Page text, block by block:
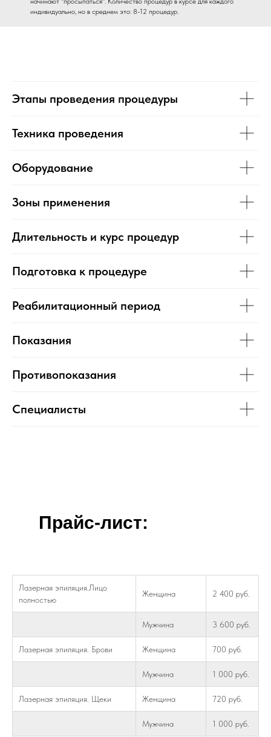
индивидуально, но в среднем это: 8-12 процедур.
Этапы проведения процедуры
Техника проведения
Оборудование
Зоны применения
Длительность и курс процедур
Подготовка к процедуре
Реабилитационный период
Показания
Противопоказания
Специалисты
Прайс-лист:
Лазерная эпиляция.Лицо
полностью
Женщина 2 400 руб.
Мужчина 3 600 руб.
Лазерная эпиляция. Брови Женщина 700 руб.
Мужчина 1 000 руб.
Лазерная эпиляция. Щеки Женщина 720 руб.
Мужчина 1 000 руб.